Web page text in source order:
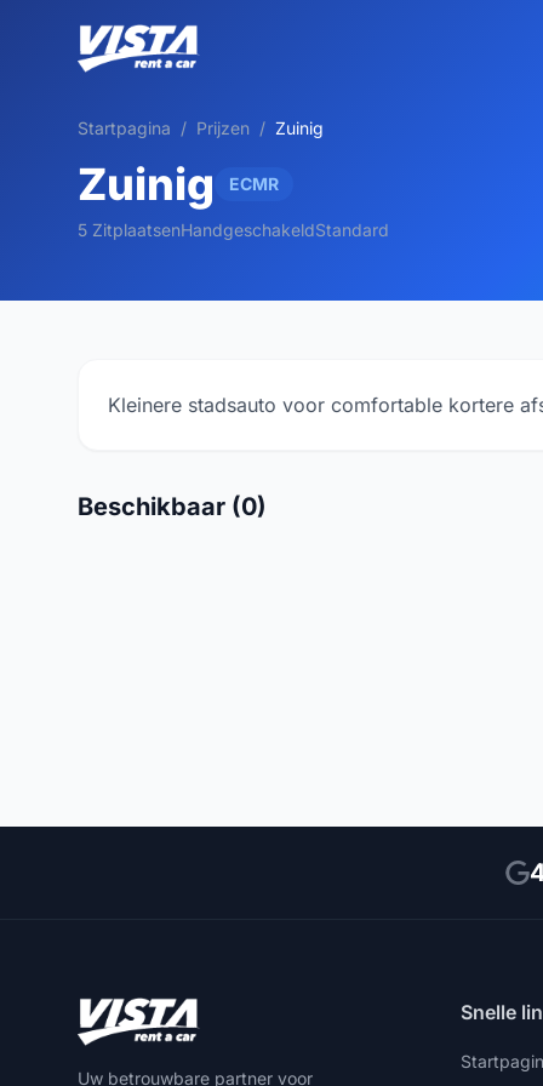
Startpagina / Prijzen / Zuinig
Zuinig ECMR
5 ZitplaatsenHandgeschakeldStandard
Kleinere stadsauto voor comfortable kortere
Beschikbaar (0)
Uw betrouwbare partner voor
Snelle